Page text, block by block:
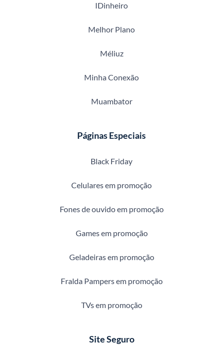
IDinheiro
Melhor Plano
Méliuz
Minha Conexão
Muambator
Páginas Especiais
Black Friday
Celulares em promoção
Fones de ouvido em promoção
Games em promoção
Geladeiras em promoção
Fralda Pampers em promoção
TVs em promoção
Site Seguro